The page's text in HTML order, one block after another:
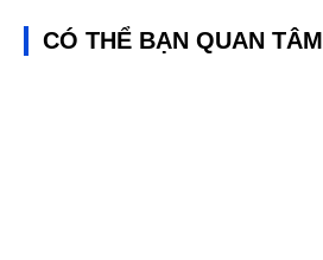
CÓ THỂ BẠN QUAN TÂM